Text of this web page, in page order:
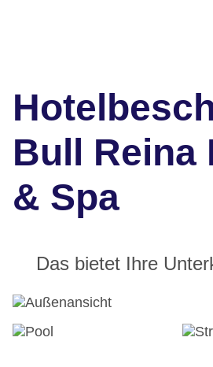
Bull Reina
& Spa
Das bietet Ihre